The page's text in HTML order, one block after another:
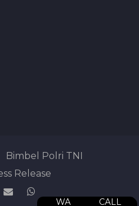
WA CALL
Bimbel Polri TNI
Release